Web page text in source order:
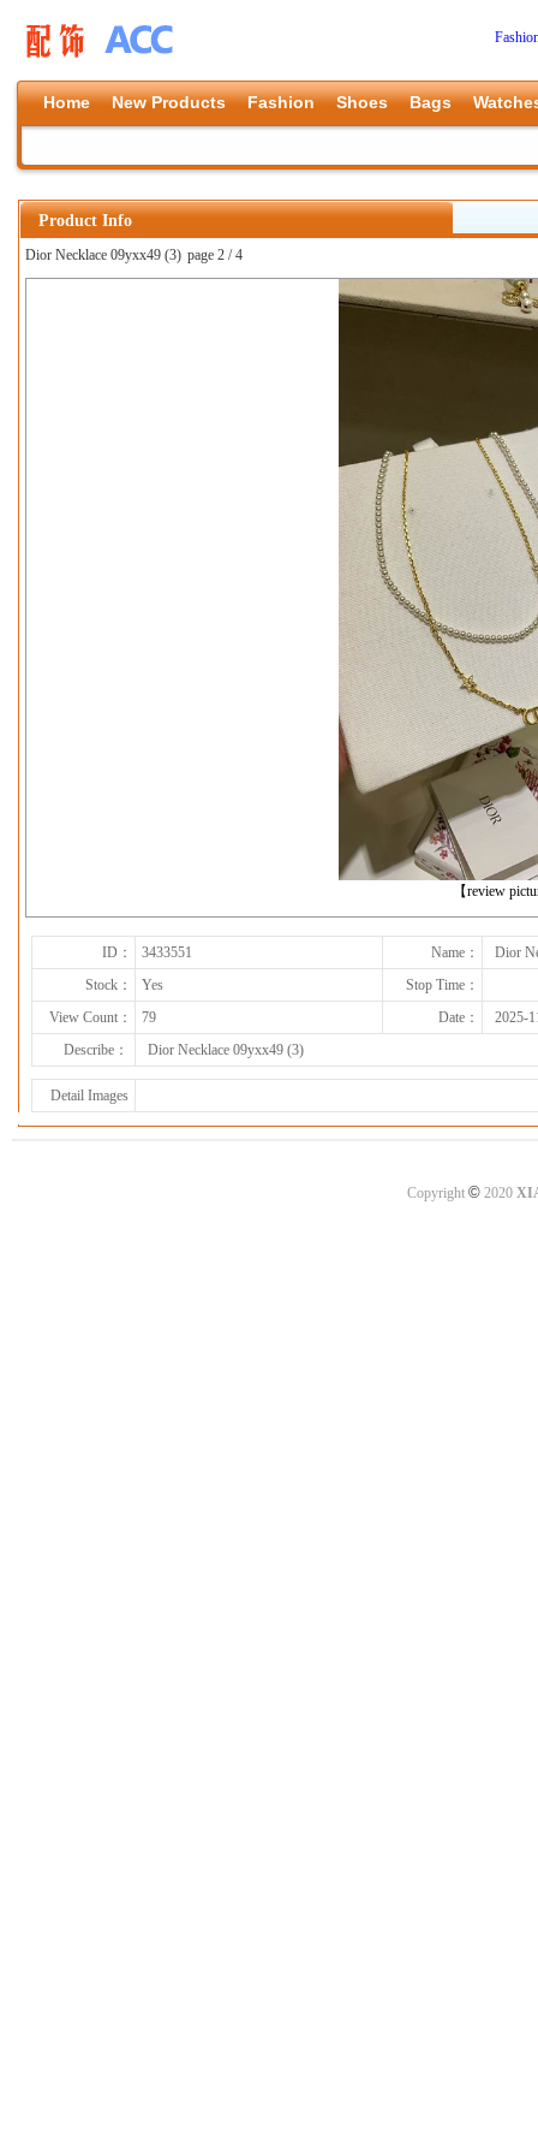
Home New Products Fashion Shoes Bags
Product Info
Dior Necklace 09yxx49 (3) page 2 / 4
【review
上一张
ID： 3433551 Name：
Dior
Stock：
Yes
Stop Time：
View Count：
79 Date：
2025-
Describe：
Dior Necklace 09yxx49 (3)
Detail Images
Copyright ©2020